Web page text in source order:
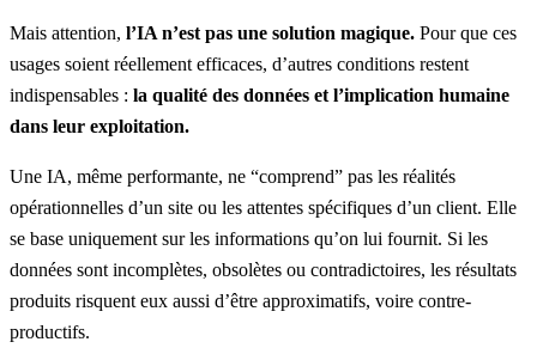
Mais attention, l’IA n’est pas une solution magique. Pour que ces
usages soient réellement efficaces, d’autres conditions restent
indispensables : la qualité des données et l’implication humaine
dans leur exploitation.
Une IA, même performante, ne “comprend” pas les réalités
opérationnelles d’un site ou les attentes spécifiques d’un client. Elle
se base uniquement sur les informations qu’on lui fournit. Si les
données sont incomplètes, obsolètes ou contradictoires, les résultats
produits risquent eux aussi d’être approximatifs, voire contre-
productifs.